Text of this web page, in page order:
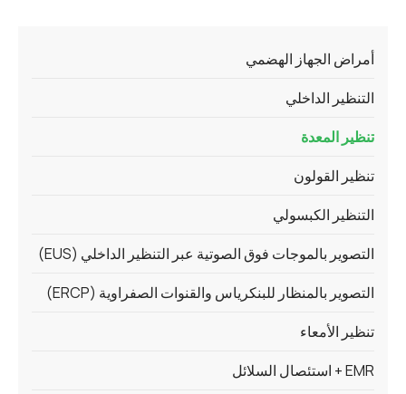
أمراض الجهاز الهضمي
التنظير الداخلي
تنظير المعدة
تنظير القولون
التنظير الكبسولي
التصوير بالموجات فوق الصوتية عبر التنظير الداخلي (EUS)
التصوير بالمنظار للبنكرياس والقنوات الصفراوية (ERCP)
تنظير الأمعاء
EMR + استئصال السلائل